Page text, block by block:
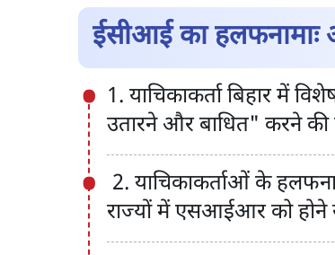
ईसीआई का हलफनामाः
1. याचिकाकर्ता बिहार में
उतारने और बाधित" करने की
2. याचिकाकर्ताओं के
राज्यों में एसआईआर को होने